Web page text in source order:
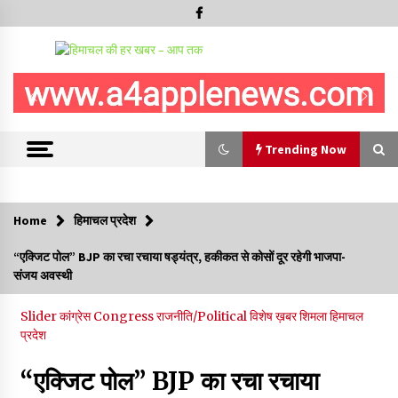
Trending Now
5 किलो अफीम डोडा/पोस्त बरामदगी मामले में कुल्लू सैंज से मुख्य सप्लायर
गिरफ्तार
09/08/2026
सुधीर शर्मा अपनी बोल-वाणी सुधारें, हिमाचली संस्कृति के अनुरूप करें भाषा का
Home हिमाचल प्रदेश
“एक्जिट पोल” BJP का रचा रचाया षड्यंत्र, हकीकत से कोसों दूर रहेगी भाजपा-
संजय अवस्थी
Sliderकांग्रेस Congressराजनीति/Politicalविशेष ख़बरशिमलाहिमाचल
प्रदेश
“एक्जिट पोल” BJP का रचा रचाया